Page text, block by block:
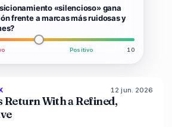
«silencioso» gana
frente a marcas más ruidosas y
Positivo 10
LIVE BRIEF
12 jun. 2026
Return With a Refined,